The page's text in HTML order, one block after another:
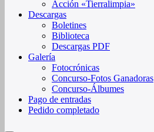
Acción «Tierralimpia»
Descargas
Boletines
Biblioteca
Descargas PDF
Galería
Fotocrónicas
Concurso-Fotos Ganadoras
Concurso-Álbumes
Pago de entradas
Pedido completado